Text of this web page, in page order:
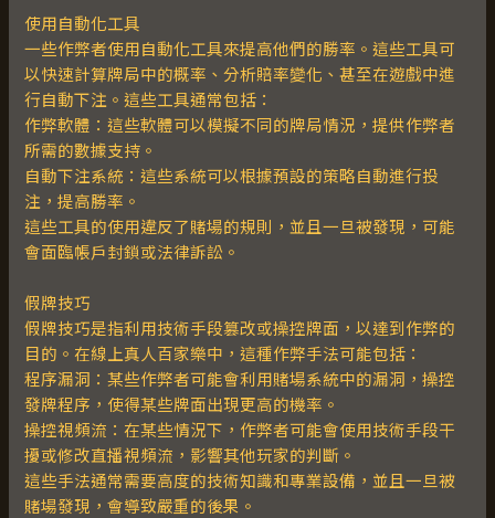
使用自動化工具
一些作弊者使用自動化工具來提高他們的勝率。這些工具可
以快速計算牌局中的概率、分析賠率變化、甚至在遊戲中進
行自動下注。這些工具通常包括：
作弊軟體：這些軟體可以模擬不同的牌局情況，提供作弊者
所需的數據支持。
自動下注系統：這些系統可以根據預設的策略自動進行投
注，提高勝率。
這些工具的使用違反了賭場的規則，並且一旦被發現，可能
會面臨帳戶封鎖或法律訴訟。
假牌技巧
假牌技巧是指利用技術手段篡改或操控牌面，以達到作弊的
目的。在線上真人百家樂中，這種作弊手法可能包括：
程序漏洞：某些作弊者可能會利用賭場系統中的漏洞，操控
發牌程序，使得某些牌面出現更高的機率。
操控視頻流：在某些情況下，作弊者可能會使用技術手段干
擾或修改直播視頻流，影響其他玩家的判斷。
這些手法通常需要高度的技術知識和專業設備，並且一旦被
賭場發現，會導致嚴重的後果。